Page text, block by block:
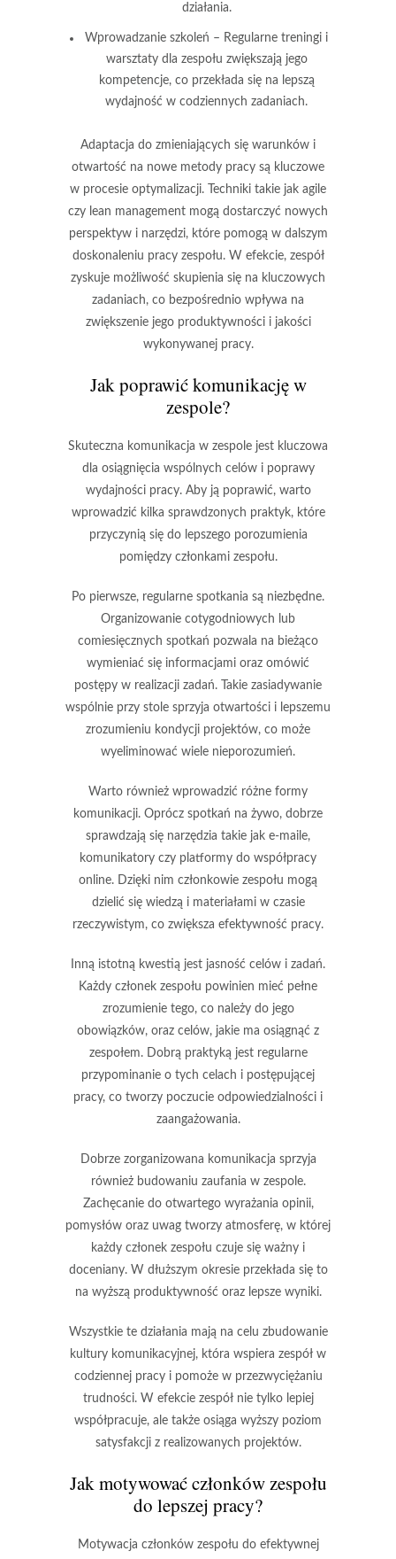
działania.
Wprowadzanie szkoleń – Regularne treningi i
warsztaty dla zespołu zwiększają jego
kompetencje, co przekłada się na lepszą
wydajność w codziennych zadaniach.
Adaptacja do zmieniających się warunków i
otwartość na nowe metody pracy są kluczowe
w procesie optymalizacji. Techniki takie jak agile
czy lean management mogą dostarczyć nowych
perspektyw i narzędzi, które pomogą w dalszym
doskonaleniu pracy zespołu. W efekcie, zespół
zyskuje możliwość skupienia się na kluczowych
zadaniach, co bezpośrednio wpływa na
zwiększenie jego produktywności i jakości
wykonywanej pracy.
Jak poprawić komunikację w
zespole?
Skuteczna komunikacja w zespole jest kluczowa
dla osiągnięcia wspólnych celów i poprawy
wydajności pracy. Aby ją poprawić, warto
wprowadzić kilka sprawdzonych praktyk, które
przyczynią się do lepszego porozumienia
pomiędzy członkami zespołu.
Po pierwsze, regularne spotkania są niezbędne.
Organizowanie cotygodniowych lub
comiesięcznych spotkań pozwala na bieżąco
wymieniać się informacjami oraz omówić
postępy w realizacji zadań. Takie zasiadywanie
wspólnie przy stole sprzyja otwartości i lepszemu
zrozumieniu kondycji projektów, co może
wyeliminować wiele nieporozumień.
Warto również wprowadzić różne formy
komunikacji. Oprócz spotkań na żywo, dobrze
sprawdzają się narzędzia takie jak e-maile,
komunikatory czy platformy do współpracy
online. Dzięki nim członkowie zespołu mogą
dzielić się wiedzą i materiałami w czasie
rzeczywistym, co zwiększa efektywność pracy.
Inną istotną kwestią jest jasność celów i zadań.
Każdy członek zespołu powinien mieć pełne
zrozumienie tego, co należy do jego
obowiązków, oraz celów, jakie ma osiągnąć z
zespołem. Dobrą praktyką jest regularne
przypominanie o tych celach i postępującej
pracy, co tworzy poczucie odpowiedzialności i
zaangażowania.
Dobrze zorganizowana komunikacja sprzyja
również budowaniu zaufania w zespole.
Zachęcanie do otwartego wyrażania opinii,
pomysłów oraz uwag tworzy atmosferę, w której
każdy członek zespołu czuje się ważny i
doceniany. W dłuższym okresie przekłada się to
na wyższą produktywność oraz lepsze wyniki.
Wszystkie te działania mają na celu zbudowanie
kultury komunikacyjnej, która wspiera zespół w
codziennej pracy i pomoże w przezwyciężaniu
trudności. W efekcie zespół nie tylko lepiej
współpracuje, ale także osiąga wyższy poziom
satysfakcji z realizowanych projektów.
Jak motywować członków zespołu
do lepszej pracy?
Motywacja członków zespołu do efektywnej